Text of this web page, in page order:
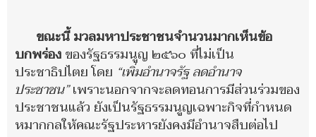
ขณะนี้ มวลมหาประชาชนจำนวนมากเห็นข้อ
บกพร่องของรัฐธรรมนูญ ๒๕๖๐ ที่ไม่เป็น
ประชาธิปไตย โดย “เพิ่มอำนาจรัฐ ลดอำนาจ
ประชาชน”เพราะนอกจากจะลดทอนการมีส่วนร่วมของ
ประชาชนแล้ว ยังเป็นรัฐธรรมนูญเฉพาะกิจที่กำหนด
หมากกลให้คณะรัฐประหารยังคงมีอำนาจสืบต่อไป